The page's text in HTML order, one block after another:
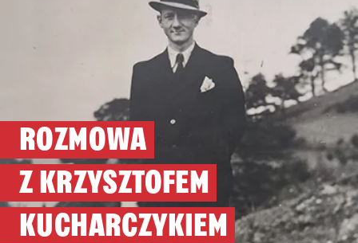
ROZMOWA
Z KRZYSZTOFEM
KUCHARCZYKIEM